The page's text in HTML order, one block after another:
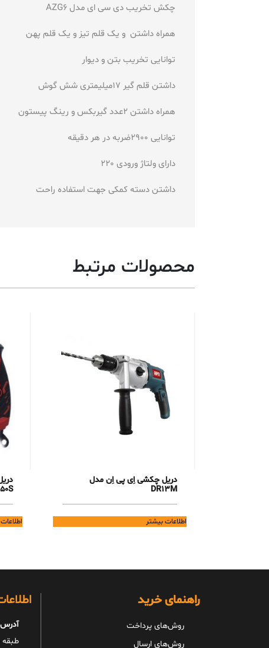
چکش تخریب دی سی ای مدل AZG6
همراه داشتن و یک قلم تیز و یک قلم پهن
توانایی تخریب بتن و دیوار
داشتن قلم گیر 17میلیمتری شش گوش
همراه داشتن 2عدد گیربکس و رینگ پیستون
توانایی 2900ضربه در هر دقیقه
دارای ولتاژ ورودی 220
داشتن دسته کمکی جهت استفاده راحت
محصولات مرتبط
دریل چکشی اِی پی اِن مدل
DR13M
اطلاعات بیشتر
راهنمای خرید
روش‌های پرداخت
روش‌های ارسال
طبقه